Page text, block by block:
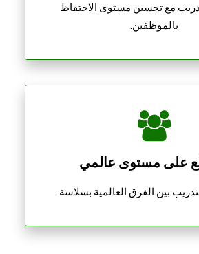
مع تحسين مستوى الاحتفاظ
بالموظفين.
على مستوى عالمي
بين الفرق العالمية بسلاسة.